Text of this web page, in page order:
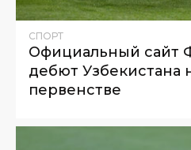
СПОРТ
Официальный сайт
дебют Узбекистана
первенстве